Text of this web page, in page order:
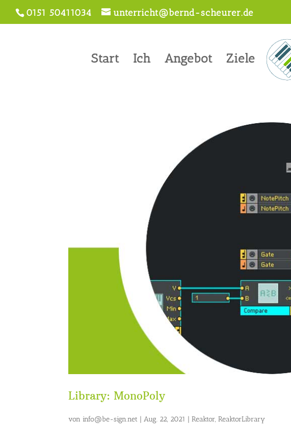
0151 50411034 unterricht@bernd-scheurer.de
Start Ich Angebot Ziele
Library: MonoPoly
von info@be-sign.net |Aug. 22, 2021 |Reaktor,ReaktorLibrary